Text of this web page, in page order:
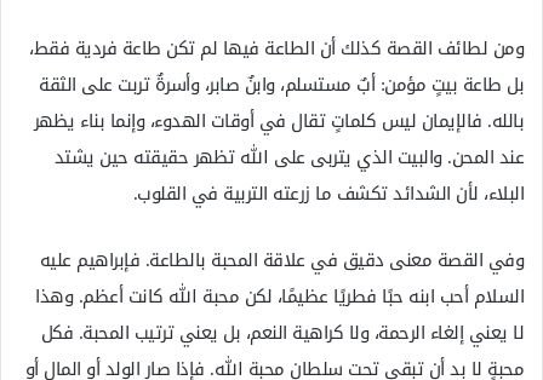
ومن لطائف القصة كذلك أن الطاعة فيها لم تكن طاعة فردية فقط،
بل طاعة بيتٍ مؤمن: أبٌ مستسلم، وابنٌ صابر، وأسرةٌ تربت على الثقة
بالله. فالإيمان ليس كلماتٍ تقال في أوقات الهدوء، وإنما بناء يظهر
عند المحن. والبيت الذي يتربى على الله تظهر حقيقته حين يشتد
البلاء، لأن الشدائد تكشف ما زرعته التربية في القلوب.
وفي القصة معنى دقيق في علاقة المحبة بالطاعة. فإبراهيم عليه
السلام أحب ابنه حبًا فطريًا عظيمًا، لكن محبة الله كانت أعظم. وهذا
لا يعني إلغاء الرحمة، ولا كراهية النعم، بل يعني ترتيب المحبة. فكل
محبةٍ لا بد أن تبقى تحت سلطان محبة الله. فإذا صار الولد أو المال أو